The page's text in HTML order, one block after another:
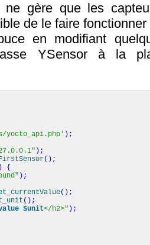
ne gère que les
de le faire
en modifiant
YSensor à la
yocto_api.php' ) ;
) ;
( ) ;
)
{
) ;
( ) ;
( ) ;
$unit</h2>" ) ;